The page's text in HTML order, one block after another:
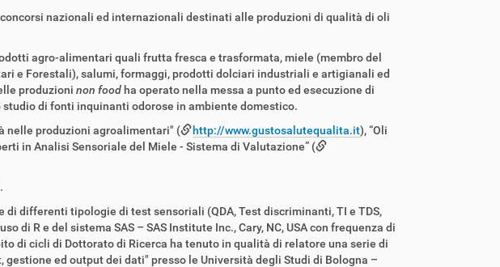
nazionali ed internazionali destinati alle produzioni di qualità di oli
agro-alimentari quali frutta fresca e trasformata, miele (membro del
e Forestali), salumi, formaggi, prodotti dolciari industriali e artigianali ed
produzioni non food ha operato nella messa a punto ed esecuzione di
di fonti inquinanti odorose in ambiente domestico.
nelle produzioni agroalimentari" (
http://www.gustosalutequalita.it), “Oli
in Analisi Sensoriale del Miele - Sistema di Valutazione” (
differenti tipologie di test sensoriali (QDA, Test discriminanti, TI e TDS,
R e del sistema SAS – SAS Institute Inc., Cary, NC, USA con frequenza di
di cicli di Dottorato di Ricerca ha tenuto in qualità di relatore una serie di
ed output dei dati" presso le Università degli Studi di Bologna –